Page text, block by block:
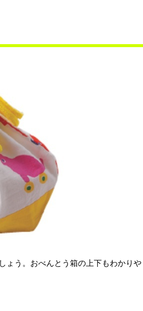
ょう。おべんとう箱の上下もわかりや